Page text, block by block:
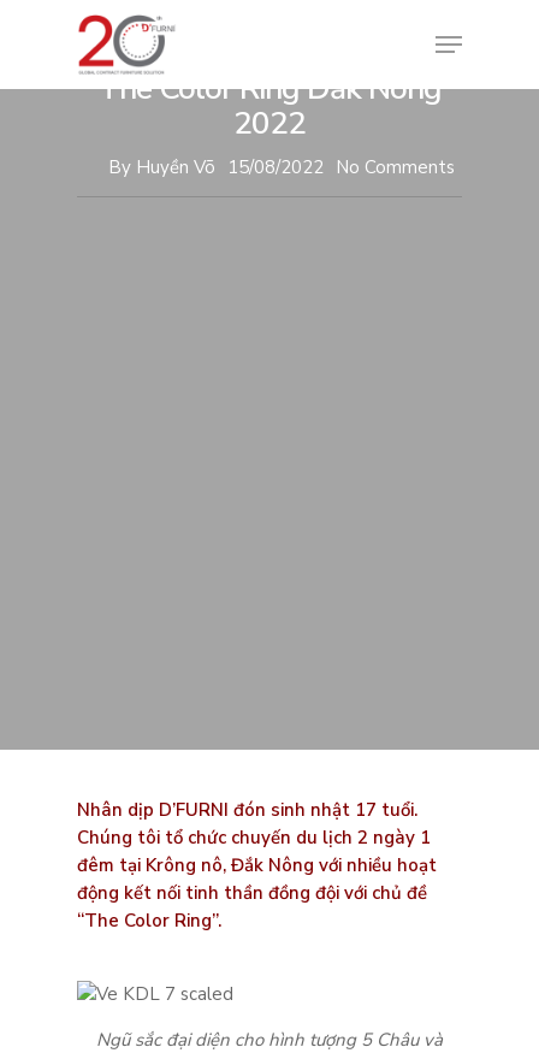
D’FURNI Teambuilding –
The Color Ring Đăk Nông
2022
By Huyền Võ 15/08/2022 No Comments
Nhân dịp D’FURNI đón sinh nhật 17 tuổi.
Chúng tôi tổ chức chuyến du lịch 2 ngày 1
đêm tại Krông nô, Đắk Nông với nhiều hoạt
động kết nối tinh thần đồng đội với chủ đề
“The Color Ring”.
Ngũ sắc đại diện cho hình tượng 5 Châu và